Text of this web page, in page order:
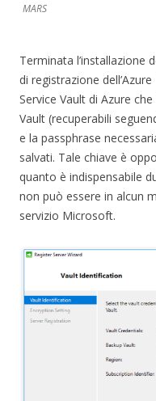
MARS
Terminata l’installazione
di registrazione
Service Vault di Azure
Vault (recuperabili
e la passphrase
salvati. Tale chiave è
quanto è indispensabile
non può essere in alcun
servizio Microsoft.